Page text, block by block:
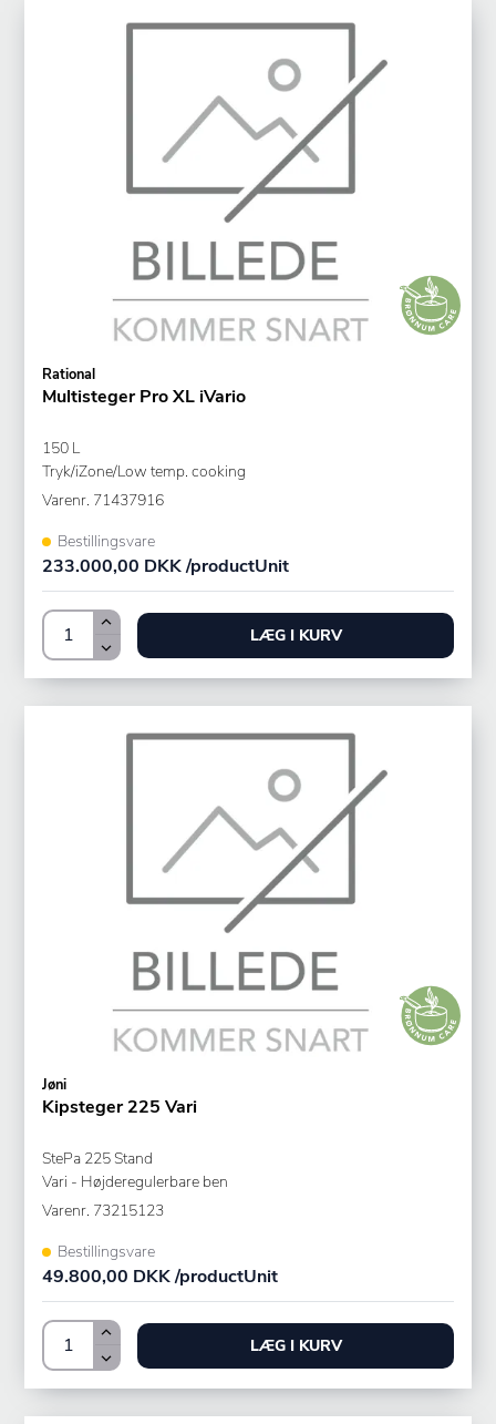
Rational
Multisteger Pro XL iVario
150 L
Tryk/iZone/Low temp. cooking
Varenr. 71437916
Bestillingsvare
233.000,00 DKK /productUnit
LÆG I KURV
Jøni
Kipsteger 225 Vari
StePa 225 Stand
Vari - Højderegulerbare ben
Varenr. 73215123
Bestillingsvare
49.800,00 DKK /productUnit
LÆG I KURV